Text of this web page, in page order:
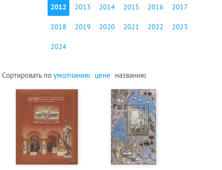
2012 2013 2014 2015 2016 2017
2018 2019 2020 2021 2022 2023
2024
Сортировать поумолчанию цене названию